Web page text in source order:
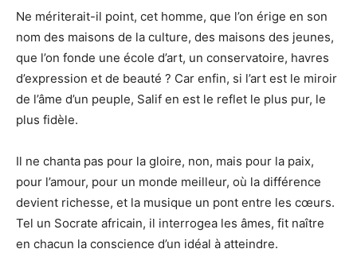
Ne mériterait-il point, cet homme, que l’on érige en son
nom des maisons de la culture, des maisons des jeunes,
que l’on fonde une école d’art, un conservatoire, havres
d’expression et de beauté ? Car enfin, si l’art est le miroir
de l’âme d’un peuple, Salif en est le reflet le plus pur, le
plus fidèle.
Il ne chanta pas pour la gloire, non, mais pour la paix,
pour l’amour, pour un monde meilleur, où la différence
devient richesse, et la musique un pont entre les cœurs.
Tel un Socrate africain, il interrogea les âmes, fit naître
en chacun la conscience d’un idéal à atteindre.